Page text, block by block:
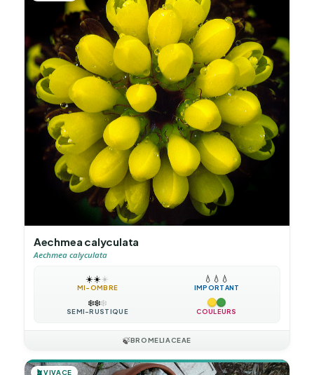
Aechmea calyculata
Aechmea calyculata
☀️☀️☀️
MI-OMBRE
💧 💧 💧
IMPORTANT
❄️❄️❄️
SEMI-RUSTIQUE COULEURS
🍃BROMELIACEAE
🪴VIVACE